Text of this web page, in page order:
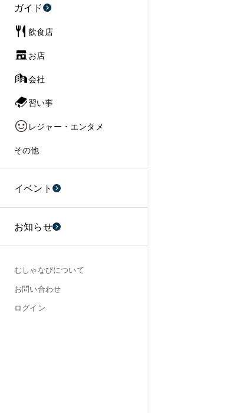
ガイド
飲食店
お店
会社
習い事
レジャー・エンタメ
その他
イベント
お知らせ
むしゃなびについて
お問い合わせ
ログイン